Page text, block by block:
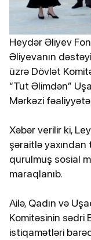
Heydər Əliyev
Əliyevanın
üzrə Dövlət
“Tut Əlimdən”
Mərkəzi fəaliyyətə
Xəbər verilir ki,
şəraitlə
qurulmuş sosial
maraqlanıb.
Ailə, Qadın və
Komitəsinin sədri
istiqamətləri